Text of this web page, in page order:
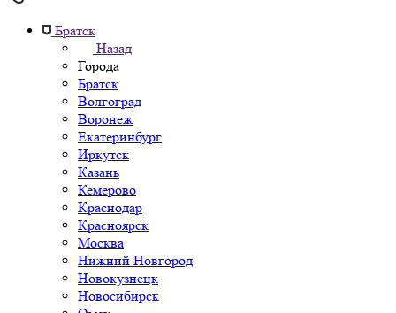
Братск
Назад
Города
Братск
Волгоград
Воронеж
Екатеринбург
Иркутск
Казань
Кемерово
Краснодар
Красноярск
Москва
Нижний Новгород
Новокузнецк
Новосибирск